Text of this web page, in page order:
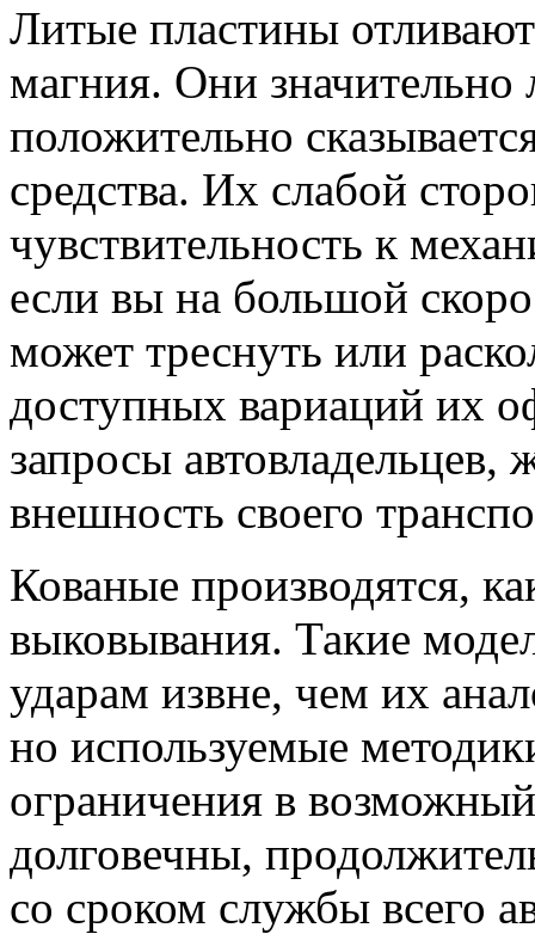
Литые пластины
магния. Они
положительно
средства. Их слабой
чувствительность к
если вы на большой
может треснуть или
доступных вариаций их
запросы
внешность своего
Кованые производятся,
выковывания. Такие
ударам извне, чем их
но используемые
ограничения в
долговечны,
со сроком службы всего